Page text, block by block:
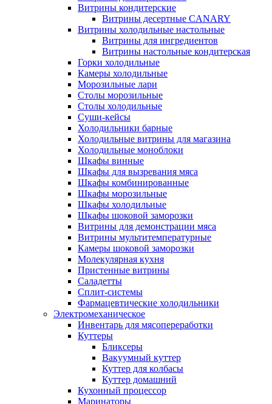
Витрины кондитерские
Витрины десертные CANARY
Витрины холодильные настольные
Витрины для ингредиентов
Витрины настольные кондитерская
Горки холодильные
Камеры холодильные
Морозильные лари
Столы морозильные
Столы холодильные
Суши-кейсы
Холодильники барные
Холодильные витрины для магазина
Холодильные моноблоки
Шкафы винные
Шкафы для вызревания мяса
Шкафы комбинированные
Шкафы морозильные
Шкафы холодильные
Шкафы шоковой заморозки
Витрины для демонстрации мяса
Витрины мультитемпературные
Камеры шоковой заморозки
Молекулярная кухня
Пристенные витрины
Саладетты
Сплит-системы
Фармацевтические холодильники
Электромеханическое
Инвентарь для мясопереработки
Куттеры
Бликсеры
Вакуумный куттер
Куттер для колбасы
Куттер домашний
Кухонный процессор
Маринаторы